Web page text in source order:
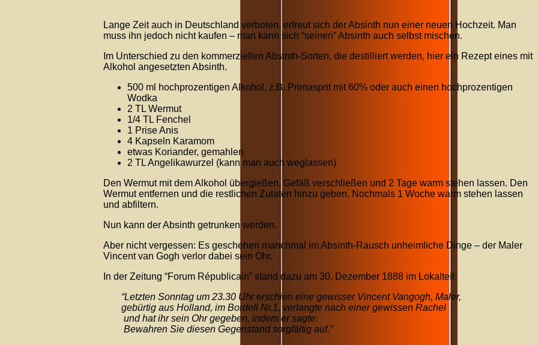
Lange Zeit auch in Deutschland verboten, erfreut sich der Absinth nun einer neuen Hochzeit. Man
muss ihn jedoch nicht kaufen – man kann sich “seinen” Absinth auch selbst mischen.
Im Unterschied zu den kommerziellen Absinth-Sorten, die destilliert werden, hier ein Rezept eines mit
Alkohol angesetzten Absinth.
500 ml hochprozentigen Alkohol, z.B. Primasprit mit 60% oder auch einen hochprozentigen
Wodka
2 TL Wermut
1/4 TL Fenchel
1 Prise Anis
4 Kapseln Karamom
etwas Koriander, gemahlen
2 TL Angelikawurzel (kann man auch weglassen)
Den Wermut mit dem Alkohol übergießen, Gefäß verschließen und 2 Tage warm stehen lassen. Den
Wermut entfernen und die restlichen Zutaten hinzu geben. Nochmals 1 Woche warm stehen lassen
und abfiltern.
Nun kann der Absinth getrunken werden.
Aber nicht vergessen: Es geschehen manchmal im Absinth-Rausch unheimliche Dinge – der Maler
Vincent van Gogh verlor dabei sein Ohr.
In der Zeitung “Forum Républicain” stand dazu am 30. Dezember 1888 im Lokalteil:
“Letzten Sonntag um 23.30 Uhr erschien eine gewisser Vincent Vangogh, Maler,
gebürtig aus Holland, im Bordell Nr.1, verlangte nach einer gewissen Rachel
und hat ihr sein Ohr gegeben, indem er sagte:
Bewahren Sie diesen Gegenstand sorgfältig auf.”